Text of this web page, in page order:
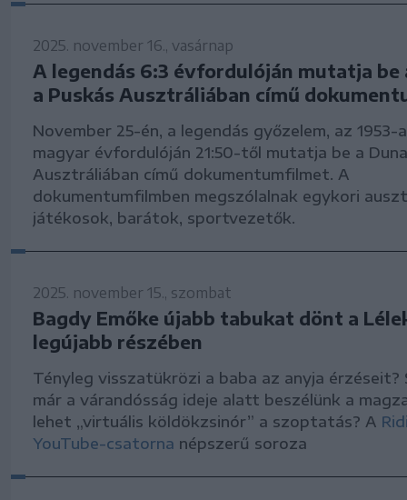
2025. november 16., vasárnap
A legendás 6:3 évfordulóján mutatja be
a Puskás Ausztráliában című
November 25-én, a legendás győzelem, az 1953-
magyar évfordulóján 21:50-től mutatja be a
Ausztráliában című dokumentumfilmet. A
dokumentumfilmben megszólalnak egykori
játékosok, barátok, sportvezetők.
2025. november 15., szombat
Bagdy Emőke újabb tabukat dönt a
legújabb részében
Tényleg visszatükrözi a baba az anyja érzéseit?
már a várandósság ideje alatt beszélünk a
lehet „virtuális köldökzsinór” a szoptatás? A
YouTube-csatorna népszerű soroza